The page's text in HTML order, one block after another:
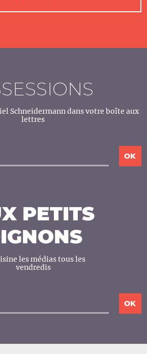
Schneidermann dans votre boîte aux
lettres
PETITS
les médias tous les
vendredis